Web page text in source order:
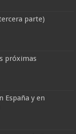
parte)
próximas
España y en